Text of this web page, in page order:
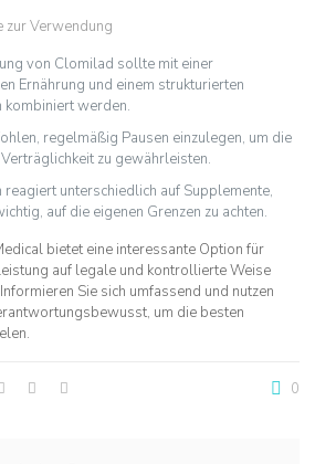
Verwendung
von Clomilad sollte mit einer
Ernährung und einem strukturierten
kombiniert werden.
regelmäßig Pausen einzulegen, um die
zu gewährleisten.
reagiert unterschiedlich auf Supplemente,
auf die eigenen Grenzen zu achten.
bietet eine interessante Option für
auf legale und kontrollierte Weise
Sie sich umfassend und nutzen
um die besten
0